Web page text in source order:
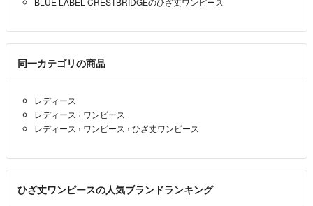
同一カテゴリの商品
レディース
レディース › ワンピース
レディース › ワンピース › ひざ丈ワンピース
ひざ丈ワンピースの人気ブランドランキング